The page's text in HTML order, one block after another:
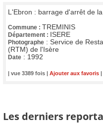
L'Ebron : barrage d'arrêt de
Commune : TREMINIS
Département : ISERE
Photographe : Service de
(RTM) de l'Isère
Date : 1992
| vue 3389 fois | Ajouter aux favoris
Les derniers